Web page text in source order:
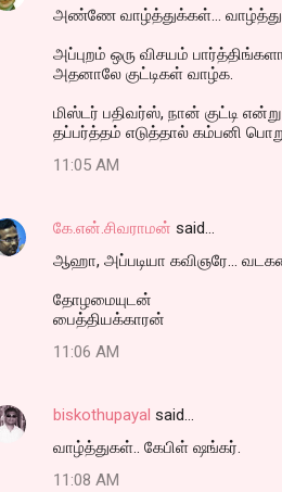
அண்ணே வாழ்த்துக்கள்...
அப்புறம் ஒரு விசயம்
அதனாலே குட்டிகள் வாழ்க.
மிஸ்டர் பதிவர்ஸ், நான் குட்டி
தப்பர்த்தம் எடுத்தால் கம்பனி
11:05 AM
கே.என்.சிவராமன் said…
ஆஹா, அப்படியா கவிஞரே...
தோழமையுடன்
பைத்தியக்காரன்
11:06 AM
biskothupayal said…
வாழ்த்துகள்.. கேபிள் ஷங்கர்.
11:08 AM